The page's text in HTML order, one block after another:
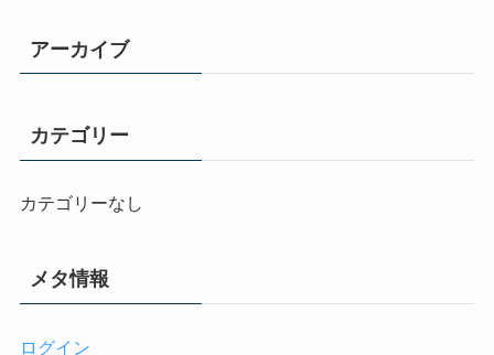
アーカイブ
カテゴリー
カテゴリーなし
メタ情報
ログイン